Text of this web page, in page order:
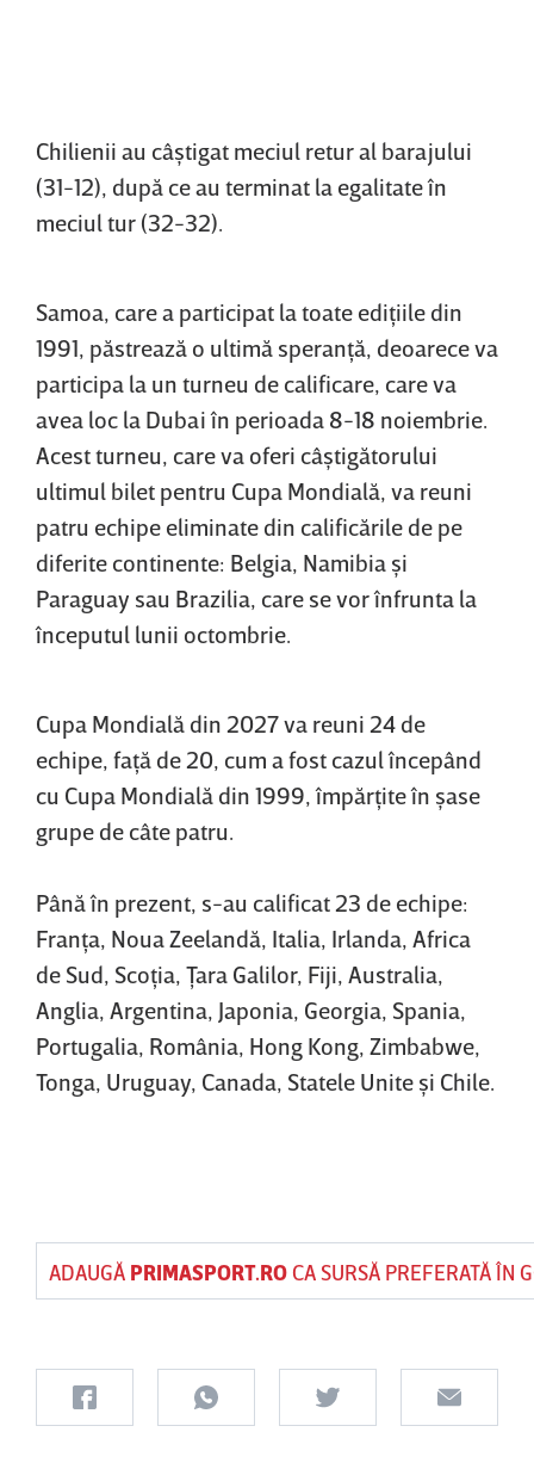
Chilienii au câştigat meciul retur al barajului
(31-12), după ce au terminat la egalitate în
meciul tur (32-32).
Samoa, care a participat la toate ediţiile din
1991, păstrează o ultimă speranţă, deoarece va
participa la un turneu de calificare, care va
avea loc la Dubai în perioada 8-18 noiembrie.
Acest turneu, care va oferi câştigătorului
ultimul bilet pentru Cupa Mondială, va reuni
patru echipe eliminate din calificările de pe
diferite continente: Belgia, Namibia şi
Paraguay sau Brazilia, care se vor înfrunta la
începutul lunii octombrie.
Cupa Mondială din 2027 va reuni 24 de
echipe, faţă de 20, cum a fost cazul începând
cu Cupa Mondială din 1999, împărţite în şase
grupe de câte patru.
Până în prezent, s-au calificat 23 de echipe:
Franţa, Noua Zeelandă, Italia, Irlanda, Africa
de Sud, Scoţia, Ţara Galilor, Fiji, Australia,
Anglia, Argentina, Japonia, Georgia, Spania,
Portugalia, România, Hong Kong, Zimbabwe,
Tonga, Uruguay, Canada, Statele Unite şi Chile.
ADAUGĂ PRIMASPORT.ROCA SURSĂ PREFERATĂ ÎN